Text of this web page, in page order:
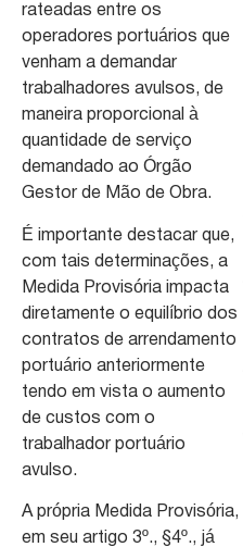
rateadas entre os
operadores portuários que
venham a demandar
trabalhadores avulsos, de
maneira proporcional à
quantidade de serviço
demandado ao Órgão
Gestor de Mão de Obra.
É importante destacar que,
com tais determinações, a
Medida Provisória impacta
diretamente o equilíbrio dos
contratos de arrendamento
portuário anteriormente
tendo em vista o aumento
de custos com o
trabalhador portuário
avulso.
A própria Medida Provisória,
em seu artigo 3º., §4º., já